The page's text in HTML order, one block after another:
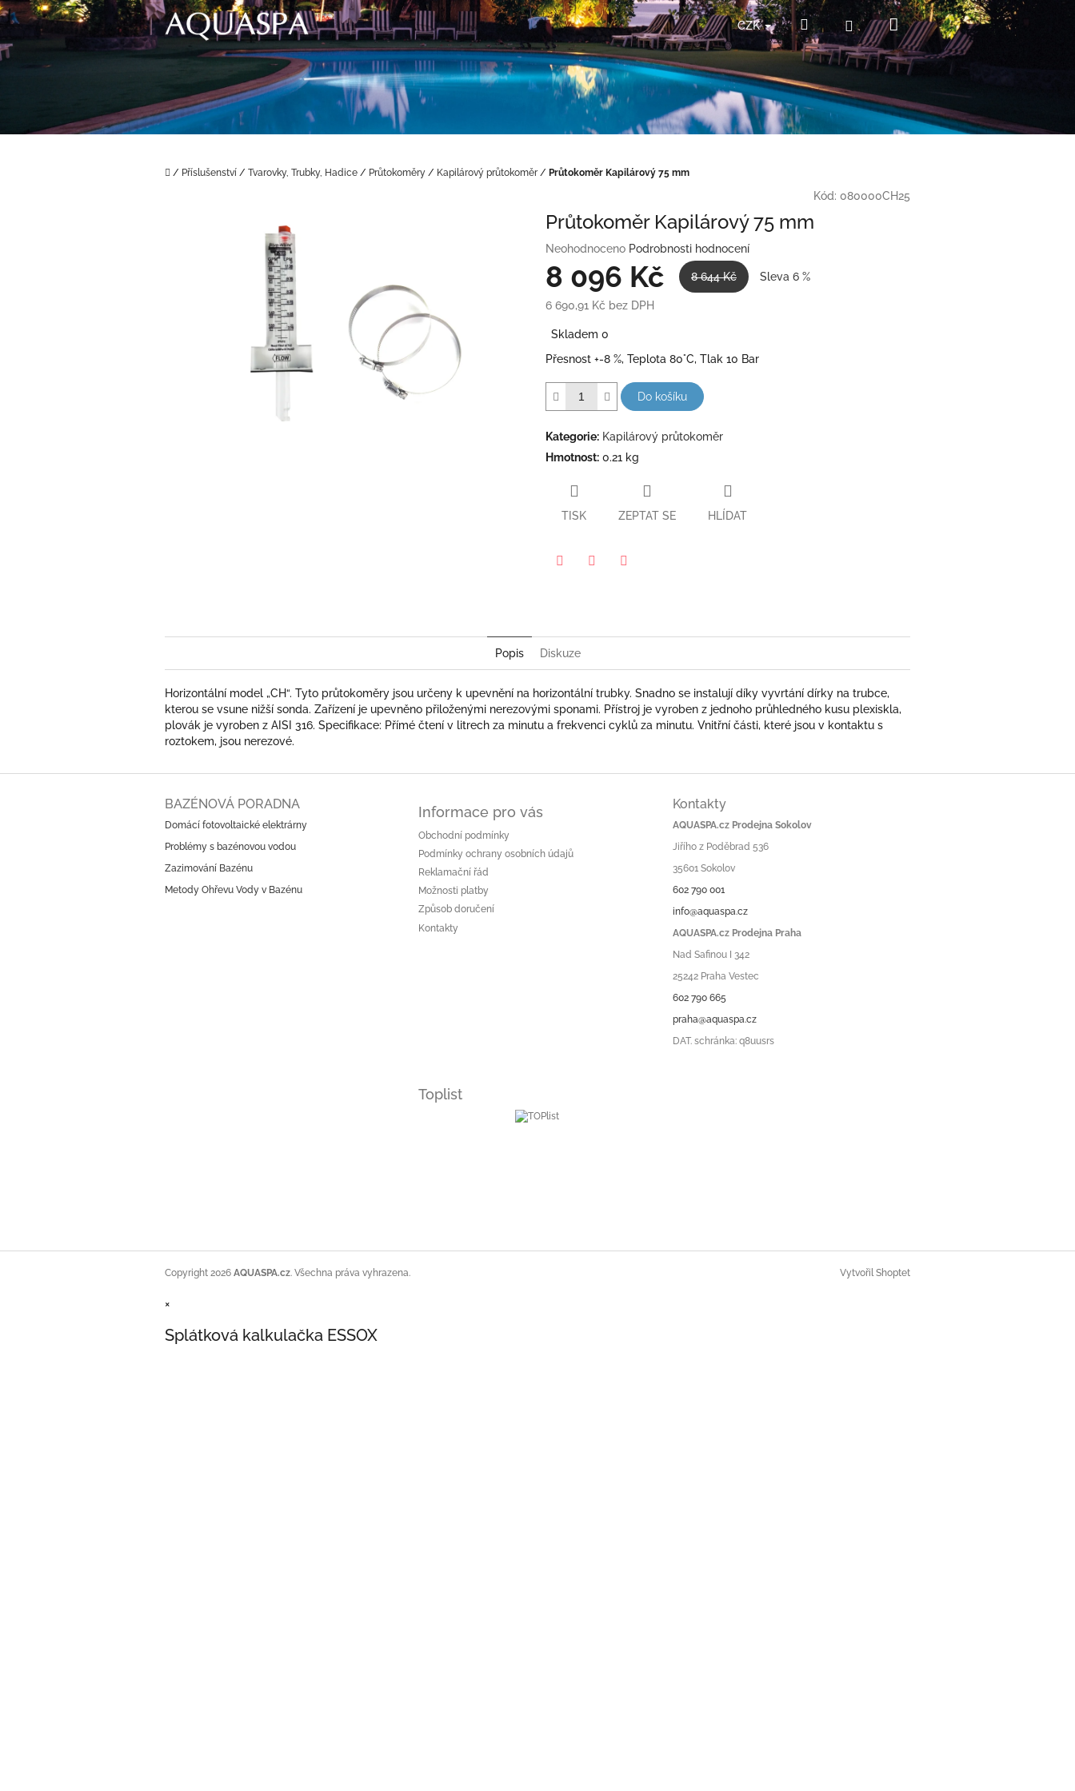
Přejít
na
CZK HledatPřihlášeníNákupní
košík
Domů
/ Příslušenství / Tvarovky, Trubky, Hadice / Průtokoměry / Kapilárový průtokoměr / Průtokoměr Kapilárový 75 mm
Kód: 080000CH25
Průtokoměr Kapilárový 75 mm
Průměrné
hodnocení
produktu
0,0
hvězdiček.
Neohodnoceno Podrobnosti hodnocení
8 096 Kč 8 644 Kč Sleva 6 %
6 690,91 Kč bez DPH
cena:
Skladem 0
Přesnost +-8 %, Teplota 80°C, Tlak 10 Bar
Do košíku
Kategorie: Kapilárový průtokoměr
Hmotnost: 0.21 kg
TISK ZEPTAT SE HLÍDAT
Popis Diskuze
Horizontální model „CH“. Tyto průtokoměry jsou určeny k upevnění na horizontální trubky. Snadno se instalují díky vyvrtání dírky na trubce,
kterou se vsune nižší sonda. Zařízení je upevněno přiloženými nerezovými sponami. Přístroj je vyroben z jednoho průhledného kusu plexiskla,
plovák je vyroben z AISI 316. Specifikace: Přímé čtení v litrech za minutu a frekvenci cyklů za minutu. Vnitřní části, které jsou v kontaktu s
roztokem, jsou nerezové.
BAZÉNOVÁ PORADNA
Domácí fotovoltaické elektrárny
Problémy s bazénovou vodou
Zazimování Bazénu
Metody Ohřevu Vody v Bazénu
Informace pro vás
Obchodní podmínky
Podmínky ochrany osobních údajů
Reklamační řád
Možnosti platby
Způsob doručení
Kontakty
Kontakty
AQUASPA.cz Prodejna Sokolov
Jiřího z Poděbrad 536
35601 Sokolov
602 790 001
info@aquaspa.cz
AQUASPA.cz Prodejna Praha
Nad Safinou I 342
25242 Praha Vestec
602 790 665
praha@aquaspa.cz
DAT. schránka: q8uusrs
Toplist
Vytvořil Shoptet
Copyright 2026 AQUASPA.cz. Všechna práva vyhrazena.
×
Splátková kalkulačka ESSOX